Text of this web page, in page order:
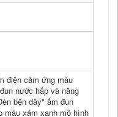
điện cảm ứng màu
nước hấp và nâng
bện dây" ấm đun
màu xám xanh mô hình